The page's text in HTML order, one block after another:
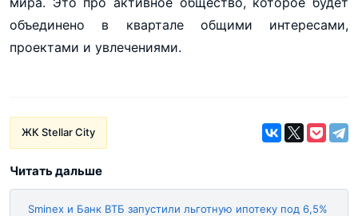
объединено в квартале общими интересами,
проектами и увлечениями.
ЖК Stellar City
Читать дальше
Sminex и Банк ВТБ запустили льготную ипотеку под 6,5%